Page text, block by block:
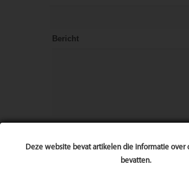
Deze website bevat artikelen die informatie over
bevatten.
Bericht